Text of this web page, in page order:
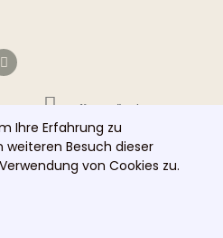
Kostengünstig
Guter Service
Rechte vorbehalten.
Ihre Erfahrung zu
weiteren Besuch dieser
von Cookies zu.